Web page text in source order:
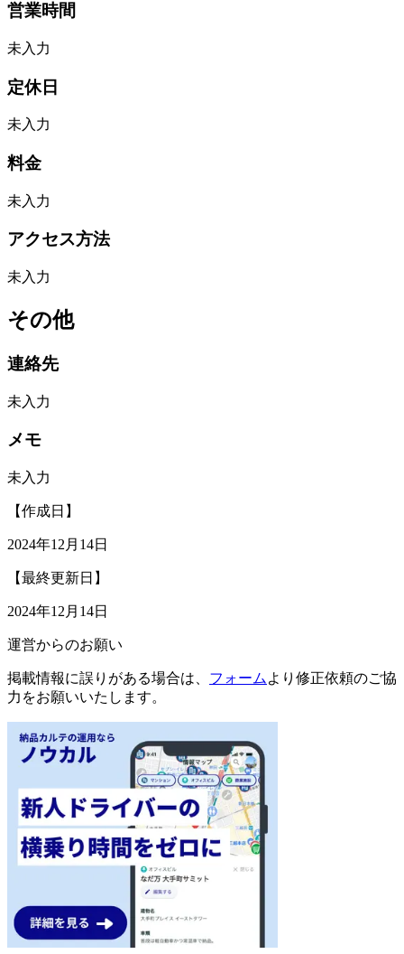
営業時間
未入力
定休日
未入力
料金
未入力
アクセス方法
未入力
その他
連絡先
未入力
メモ
未入力
【作成日】
2024年12月14日
【最終更新日】
2024年12月14日
運営からのお願い
掲載情報に誤りがある場合は、 フォーム より修正依頼のご協
力をお願いいたします。